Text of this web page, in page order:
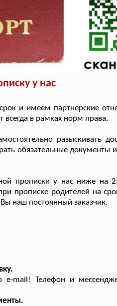
у нас
и имеем партнерские
в рамках норм права.
разыскивать
обязательные документы
прописки у нас ниже на
прописке родителей на
наш постоянный заказчик.
mail! Телефон и